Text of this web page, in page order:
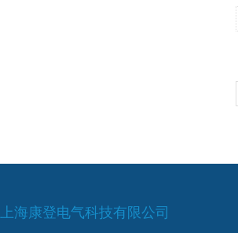
上海康登电气科技有限公司